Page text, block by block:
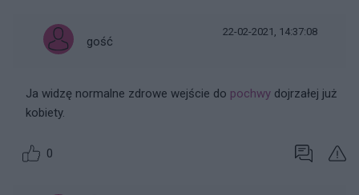
gość
22-02-2021, 14:37:08
Ja widzę normalne zdrowe wejście do pochwy dojrzałej już
kobiety.
0